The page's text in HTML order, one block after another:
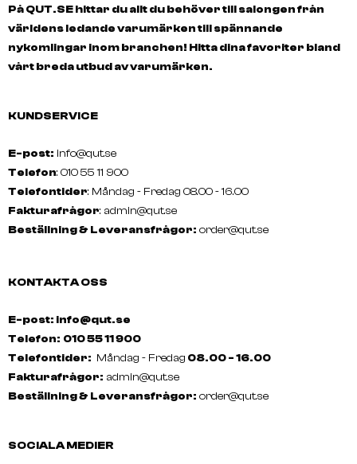
På QUT.SE hittar du allt du behöver till salongen från
världens ledande varumärken till spännande
nykomlingar inom branchen! Hitta dina favoriter bland
vårt breda utbud av varumärken.
KUNDSERVICE
E-post: info@qut.se
Telefon: 010 55 11 900
Telefontider: Måndag - Fredag 08.00 - 16.00
Fakturafrågor: admin@qut.se
Beställning & Leveransfrågor: order@qut.se
KONTAKTA OSS
E-post: info@qut.se
Telefon: 010 55 11 900
Telefontider: Måndag - Fredag 08.00 - 16.00
Fakturafrågor: admin@qut.se
Beställning & Leveransfrågor: order@qut.se
SOCIALA MEDIER